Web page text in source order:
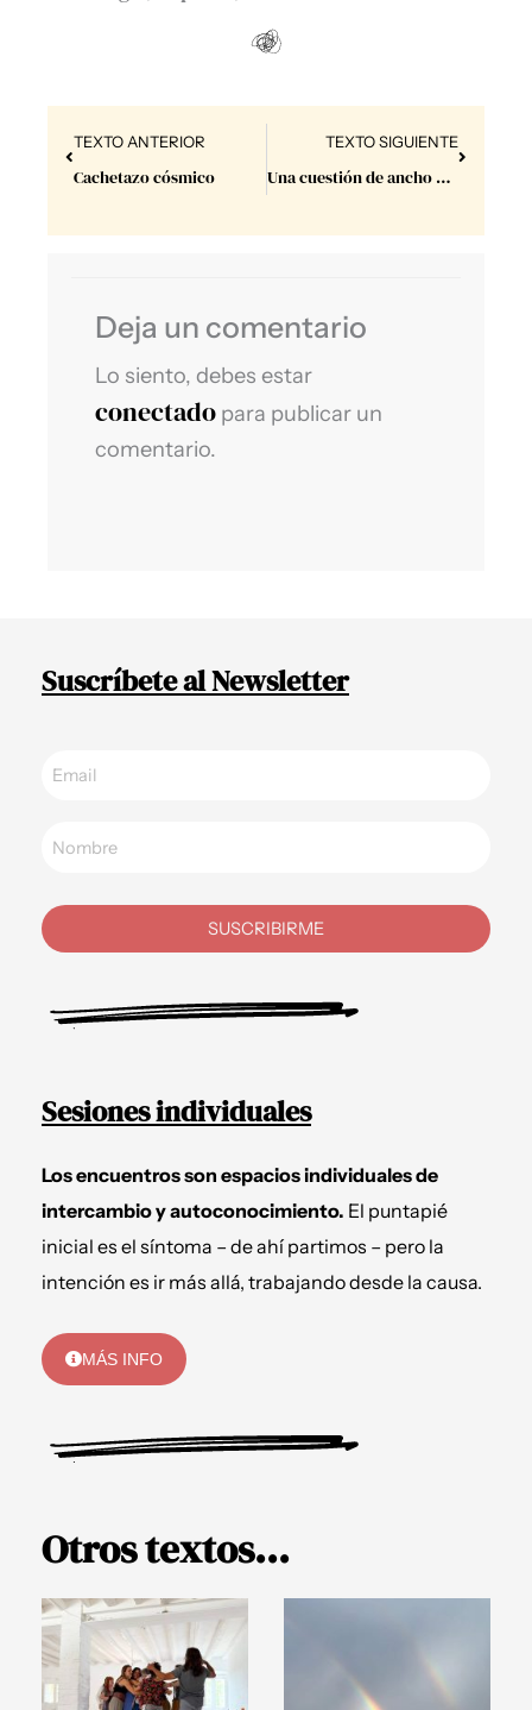
Prev
TEXTO ANTERIOR
Cachetazo cósmico
TEXTO SIGUIENTE
Una cuestión de ancho de banda.
Next
Deja un comentario
Lo siento, debes estar
conectado para publicar un
comentario.
Suscríbete al Newsletter
SUSCRIBIRME
Sesiones individuales
Los encuentros son espacios individuales de
intercambio y autoconocimiento. El puntapié
inicial es el síntoma – de ahí partimos – pero la
intención es ir más allá, trabajando desde la causa.
MÁS INFO
Otros textos...